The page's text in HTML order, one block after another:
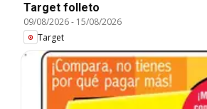
Target folleto
09/08/2026- 15/08/2026
Target